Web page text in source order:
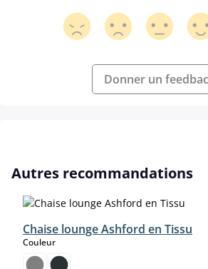
Donner un
Ignorer la galerie de produits
Autres recommandations
Chaise lounge Ashford en Tissu
Couleurselect